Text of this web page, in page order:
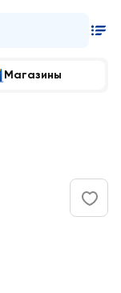
Магазины